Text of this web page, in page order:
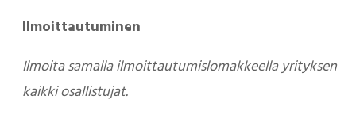
Ilmoittautuminen
Ilmoita samalla ilmoittautumislomakkeella yrityksen
kaikki osallistujat.